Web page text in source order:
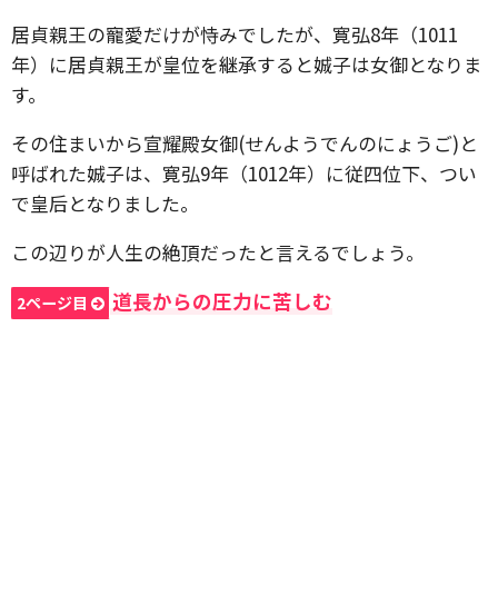
居貞親王の寵愛だけが恃みでしたが、寛弘8年（1011
年）に居貞親王が皇位を継承すると娍子は女御となりま
す。
その住まいから宣耀殿女御(せんようでんのにょうご)と
呼ばれた娍子は、寛弘9年（1012年）に従四位下、つい
で皇后となりました。
この辺りが人生の絶頂だったと言えるでしょう。
2ページ目 道長からの圧力に苦しむ